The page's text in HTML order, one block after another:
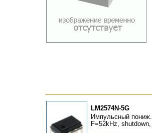
LM2574N-5G
Импульсный
F=52kHz,